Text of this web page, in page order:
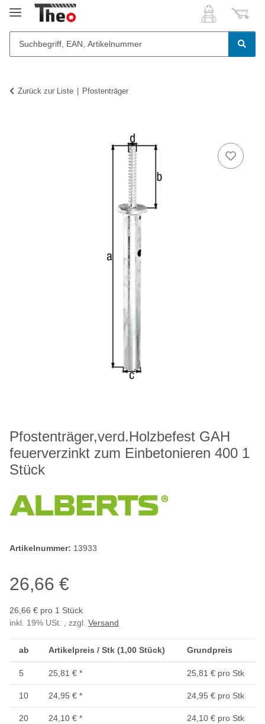
Zurück zur Liste Pfostenträger
Pfostenträger,verd.Holzbefest GAH
feuerverzinkt zum Einbetonieren 400 1
Stück
Artikelnummer: 13933
26,66 €
26,66 € pro 1 Stück
inkl. 19% USt. , zzgl. Versand
ab Artikelpreis / Stk (1,00 Stück) Grundpreis
5 25,81 € * 25,81 € pro Stk
10 24,95 € * 24,95 € pro Stk
20 24,10 € * 24,10 € pro Stk